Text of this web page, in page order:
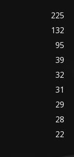
225
132
95
39
32
31
29
28
22